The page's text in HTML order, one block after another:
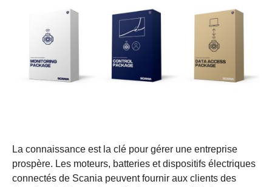
La connaissance est la clé pour gérer une entreprise
prospère. Les moteurs, batteries et dispositifs électriques
connectés de Scania peuvent fournir aux clients des